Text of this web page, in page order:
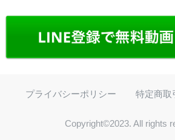
プライバシーポリシー 特定商取
Copyright©2023. All rights